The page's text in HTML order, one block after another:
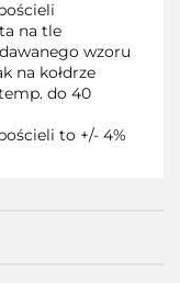
na tle
wzoru
na kołdrze
do 40
to +/- 4%